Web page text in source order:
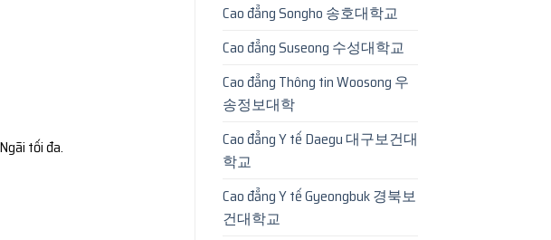
tối đa.
Cao đẳng Songho 송호대학교
Cao đẳng Suseong 수성대학교
Cao đẳng Thông tin Woosong 우
송정보대학
Cao đẳng Y tế Daegu 대구보건대
학교
Cao đẳng Y tế Gyeongbuk 경북보
건대학교